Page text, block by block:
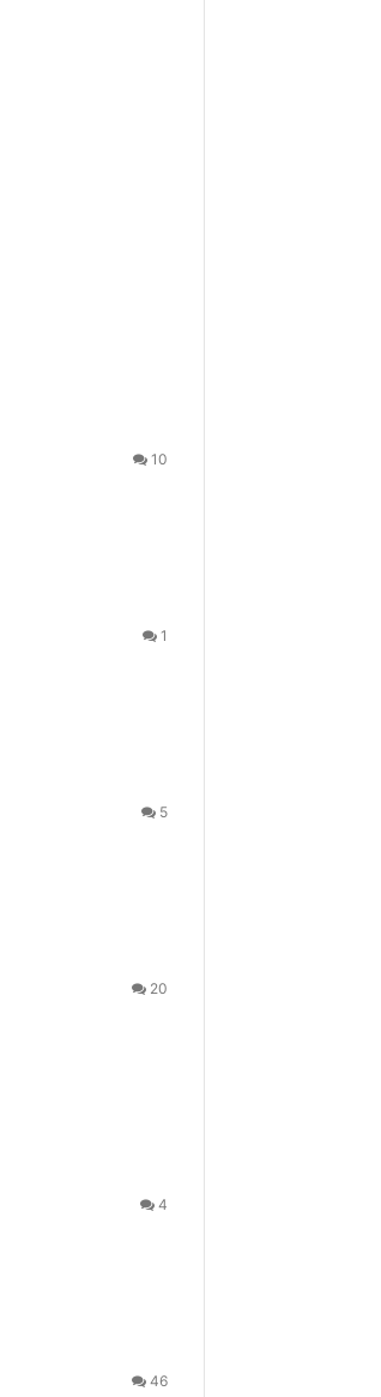
10
1
5
20
4
46